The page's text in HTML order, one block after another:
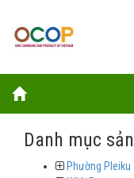
Danh mục
Phường Pleiku